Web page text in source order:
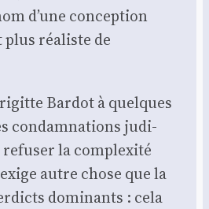
d’une concep­tion
réa­liste de
Bar­dot à quelques
condam­na­tions judi­
la com­plexi­té
autre chose que la
domi­nants : cela